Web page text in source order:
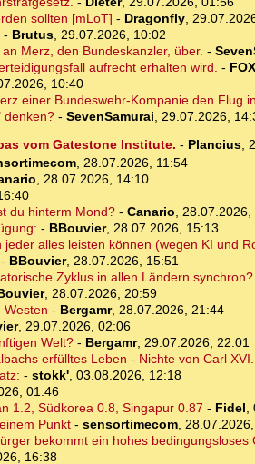
sollten [mLoT] - Dragonfly,
- Brutus, 29.07.2026, 10:02
Merz, den Bundeskanzler, über. -
aufrecht erhalten wird. -
10:40
einer Bundeswehr-Kompanie den Flug
denken?- SevenSamurai, 29.07.2026,
vom Gatestone Institute. - Plancius,
, 28.07.2026, 11:54
, 28.07.2026, 14:10
du hinterm Mond?- Canario, 28.07.2026,
- BBouvier, 28.07.2026, 15:13
alles leisten können (wegen KI und
BBouvier, 28.07.2026, 15:51
Zyklus in allen Ländern synchron?
, 28.07.2026, 20:59
Westen - Bergamr, 28.07.2026, 21:44
, 29.07.2026, 02:06
Welt?- Bergamr, 29.07.2026, 22:01
erfülltes Leben - Nichte von Carl
- stokk', 03.08.2026, 12:18
01:46
1.2, Südkorea 0.8, Singapur 0.87 - Fidel,
Punkt- sensortimecom,
bekommt ein hohes
16:38